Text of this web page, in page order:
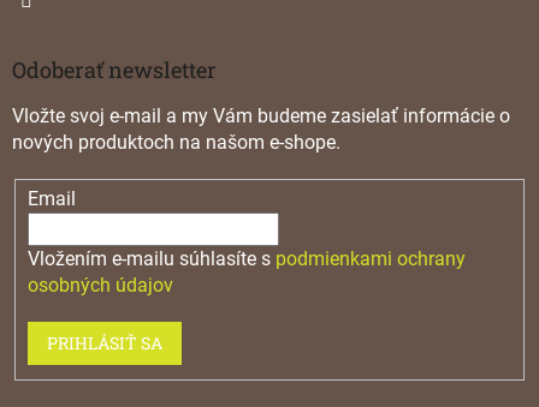
Odoberať newsletter
Vložte svoj e-mail a my Vám budeme zasielať informácie o
nových produktoch na našom e-shope.
Email
Vložením e-mailu súhlasíte s podmienkami ochrany
osobných údajov
PRIHLÁSIŤ SA